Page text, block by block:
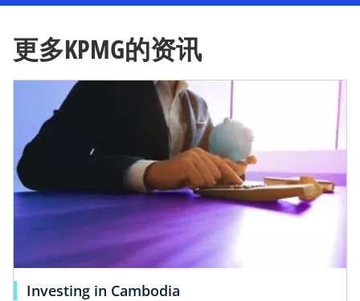
更多KPMG的资讯
Investing in Cambodia